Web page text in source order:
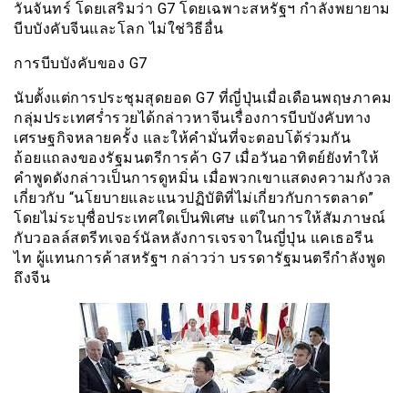
วันจันทร์ โดยเสริมว่า G7 โดยเฉพาะสหรัฐฯ กำลังพยายาม
บีบบังคับจีนและโลก ไม่ใช่วิธีอื่น
การบีบบังคับของ G7
นับตั้งแต่การประชุมสุดยอด G7 ที่ญี่ปุ่นเมื่อเดือนพฤษภาคม
กลุ่มประเทศร่ำรวยได้กล่าวหาจีนเรื่องการบีบบังคับทาง
เศรษฐกิจหลายครั้ง และให้คำมั่นที่จะตอบโต้ร่วมกัน
ถ้อยแถลงของรัฐมนตรีการค้า G7 เมื่อวันอาทิตย์ยังทำให้
คำพูดดังกล่าวเป็นการดูหมิ่น เมื่อพวกเขาแสดงความกังวล
เกี่ยวกับ “นโยบายและแนวปฏิบัติที่ไม่เกี่ยวกับการตลาด”
โดยไม่ระบุชื่อประเทศใดเป็นพิเศษ แต่ในการให้สัมภาษณ์
กับวอลล์สตรีทเจอร์นัลหลังการเจรจาในญี่ปุ่น แคเธอรีน
ไท ผู้แทนการค้าสหรัฐฯ กล่าวว่า บรรดารัฐมนตรีกำลังพูด
ถึงจีน